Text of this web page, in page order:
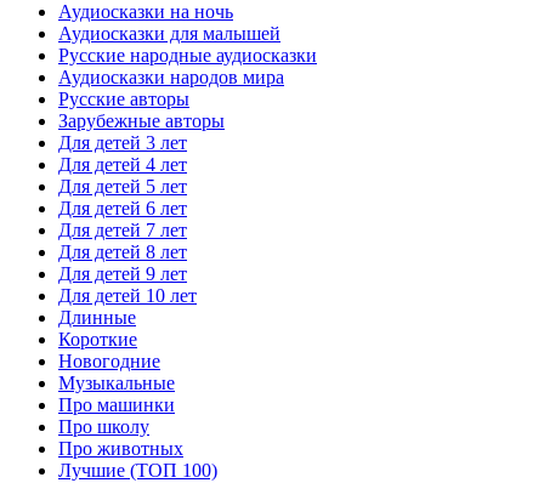
Аудиосказки на ночь
Аудиосказки для малышей
Русские народные аудиосказки
Аудиосказки народов мира
Русские авторы
Зарубежные авторы
Для детей 3 лет
Для детей 4 лет
Для детей 5 лет
Для детей 6 лет
Для детей 7 лет
Для детей 8 лет
Для детей 9 лет
Для детей 10 лет
Длинные
Короткие
Новогодние
Музыкальные
Про машинки
Про школу
Про животных
Лучшие (ТОП 100)